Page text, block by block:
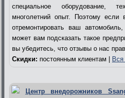
специальное оборудование,
многолетний опыт. Поэтому
отремонтировать ваш
может вам подсказать такое
вы убедитесь, что отзывы о нас
Скидки: постоянным клиентам | Вся
Центр внедорожников